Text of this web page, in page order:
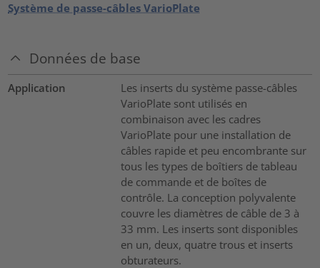
Système de passe-câbles VarioPlate
Données de base
Application
Les inserts du système passe-câbles
VarioPlate sont utilisés en
combinaison avec les cadres
VarioPlate pour une installation de
câbles rapide et peu encombrante sur
tous les types de boîtiers de tableau
de commande et de boîtes de
contrôle. La conception polyvalente
couvre les diamètres de câble de 3 à
33 mm. Les inserts sont disponibles
en un, deux, quatre trous et inserts
obturateurs.